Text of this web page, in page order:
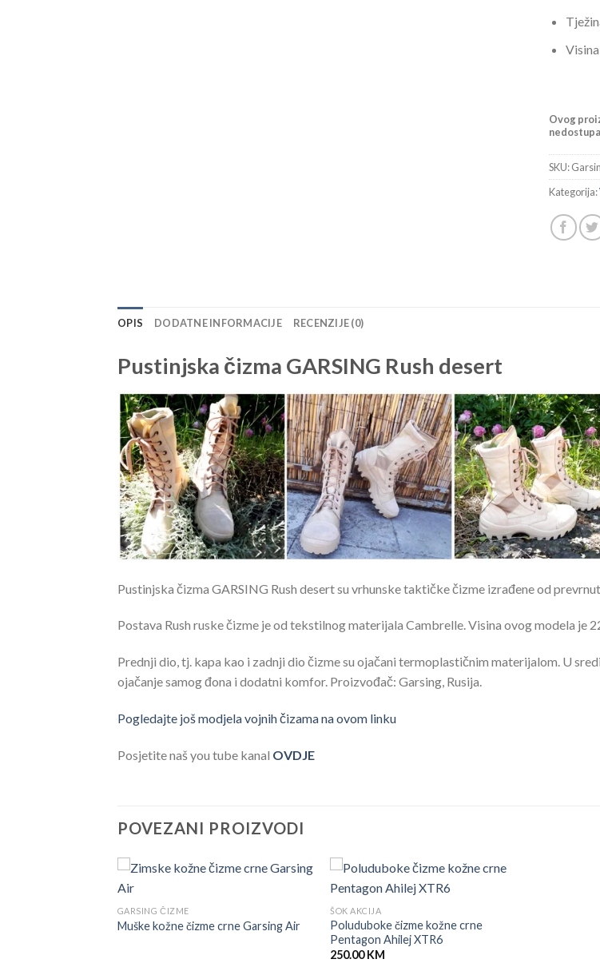
Ovog
SKU:
Kategorija:
OPIS DODATNE INFORMACIJE RECENZIJE (0)
Pustinjska čizma GARSING Rush desert
Pustinjska čizma GARSING Rush desert su vrhunske taktičke čizme izrađene od
Postava Rush ruske čizme je od tekstilnog materijala Cambrelle. Visina ovog modela je
Prednji dio, tj. kapa kao i zadnji dio čizme su ojačani termoplastičnim materijalom. U
ojačanje samog đona i dodatni komfor. Proizvođač: Garsing, Rusija.
Pogledajte još modjela vojnih čizama na ovom linku
Posjetite naš you tube kanal OVDJE
POVEZANI PROIZVODI
GARSING ČIZME
Muške kožne čizme crne Garsing Air
ŠOK AKCIJA
Poluduboke čizme kožne crne
Pentagon Ahilej XTR6
250.00KM